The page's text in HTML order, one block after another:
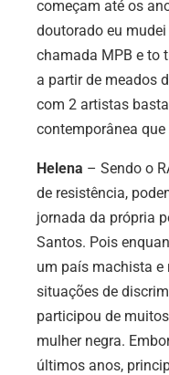
começam até os
doutorado eu
chamada MPB e to
a partir de meados
com 2 artistas
contemporânea
Helena – Sendo o
de resistência,
jornada da própria
Santos. Pois
um país machista
situações de
participou de
mulher negra.
últimos anos,